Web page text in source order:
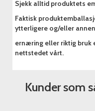
Sjekk alltid produktets
Faktisk
ytterligere og/eller
ernæring eller riktig bruk
nettstedet vårt.
Kunder som